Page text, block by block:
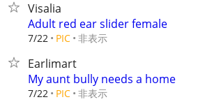
Visalia
Adult red ear slider female
7/22 PIC 非表示
Earlimart
My aunt bully needs a home
7/22 PIC 非表示